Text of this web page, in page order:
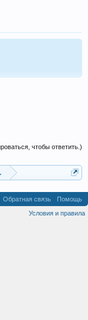
чтобы ответить.)
ММВБ
Обратная связь
Помощь
Условия и правила